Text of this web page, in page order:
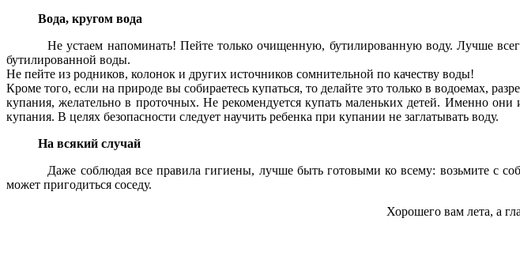
Вода, кругом вода
Не устаем напоминать! Пейте только очищенную, бутилированную воду. Лучше всего
бутилированной воды.
Не пейте из родников, колонок и других источников сомнительной по качеству воды!
Кроме того, если на природе вы собираетесь купаться, то делайте это только в водоемах,
купания, желательно в проточных. Не рекомендуется купать маленьких детей. Именно
купания. В целях безопасности следует научить ребенка при купании не заглатывать воду.
На всякий случай
Даже соблюдая все правила гигиены, лучше быть готовыми ко всему: возьмите с
может пригодиться соседу.
Хорошего вам лета, а